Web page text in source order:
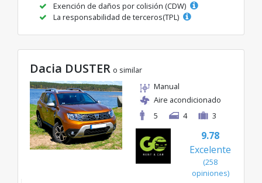
Exención de daños por colisión (CDW)
La responsabilidad de terceros(TPL)
Dacia DUSTER o similar
Manual
Aire acondicionado
5
4 3
9.78
Excelente
(258
opiniones)